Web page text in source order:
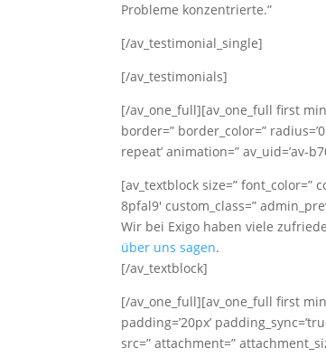
Probleme konzentrierte.”
[/av_testimonial_single]
[/av_testimonials]
[/av_one_full][av_one_full first
border=” border_color=”
repeat’ animation=” av_uid=’av-
[av_textblock size=” font_color=”
8pfal9′ custom_class=”
Wir bei Exigo haben viele
über uns sagen.
[/av_textblock]
[/av_one_full][av_one_full first
padding=’20px’
src=” attachment=”